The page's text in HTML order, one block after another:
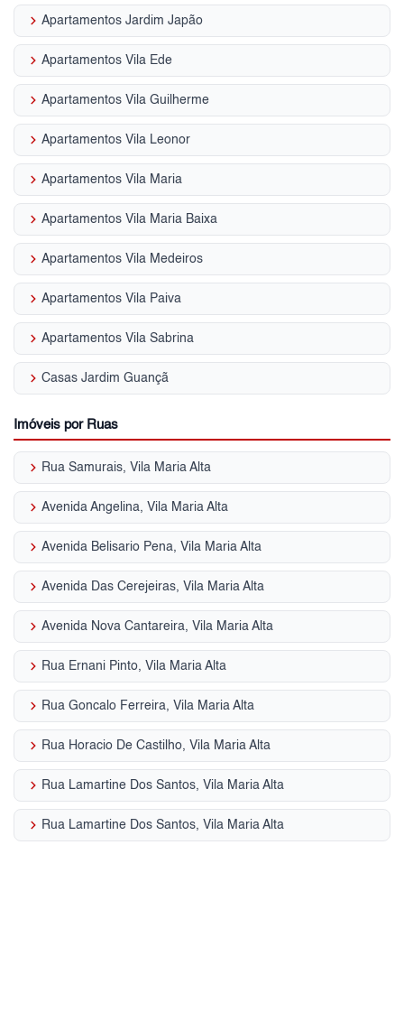
keyboard_arrow_right Apartamentos Jardim Japão
keyboard_arrow_right Apartamentos Vila Ede
keyboard_arrow_right Apartamentos Vila Guilherme
keyboard_arrow_right Apartamentos Vila Leonor
keyboard_arrow_right Apartamentos Vila Maria
keyboard_arrow_right Apartamentos Vila Maria Baixa
keyboard_arrow_right Apartamentos Vila Medeiros
keyboard_arrow_right Apartamentos Vila Paiva
keyboard_arrow_right Apartamentos Vila Sabrina
keyboard_arrow_right Casas Jardim Guançã
Imóveis por Ruas
keyboard_arrow_right Rua Samurais, Vila Maria Alta
keyboard_arrow_right Avenida Angelina, Vila Maria Alta
keyboard_arrow_right Avenida Belisario Pena, Vila Maria Alta
keyboard_arrow_right Avenida Das Cerejeiras, Vila Maria Alta
keyboard_arrow_right Avenida Nova Cantareira, Vila Maria Alta
keyboard_arrow_right Rua Ernani Pinto, Vila Maria Alta
keyboard_arrow_right Rua Goncalo Ferreira, Vila Maria Alta
keyboard_arrow_right Rua Horacio De Castilho, Vila Maria Alta
keyboard_arrow_right Rua Lamartine Dos Santos, Vila Maria Alta
keyboard_arrow_right Rua Lamartine Dos Santos, Vila Maria Alta